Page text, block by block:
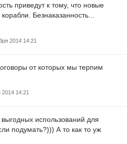
приведут к тому, что новые
Безнаказанность...
2014 14:21
от которых мы терпим
2014 14:21
использований для
подумать?))) А то как то уж